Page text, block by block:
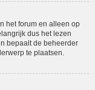
het forum en alleen op
dus het lezen
bepaalt de beheerder
te plaatsen.